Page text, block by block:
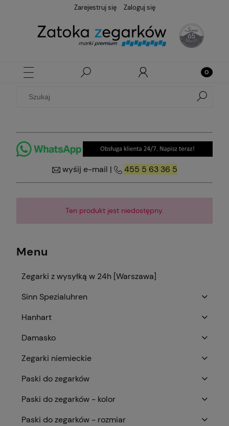
Zarejestruj się Zaloguj się
wyśij e-mail | 455 5 63 36 5
Ten produkt jest niedostępny.
Menu
Zegarki z wysyłką w 24h [Warszawa]
Sinn Spezialuhren
Hanhart
Damasko
Zegarki niemieckie
Paski do zegarków
Paski do zegarków - kolor
Paski do zegarków - rozmiar